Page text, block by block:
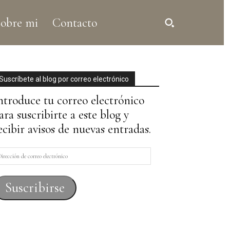
mi Contacto
al blog por correo electrónico
tu correo electrónico
suscribirte a este blog y
avisos de nuevas entradas.
Suscribirse